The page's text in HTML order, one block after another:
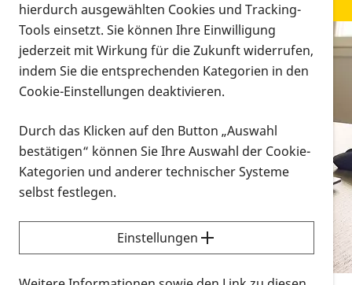
Infomaterial
Infomaterial
Vorlesen
Alle Infomaterialien in verschiedenen
Formaten an einem Ort
Sie möchten wissen, wie Sie nach Infonmaterial
suchen und dieses bestellen bzw. herunterladen
können? Schauen Sie sich dieErklärvideos zum
Thema Infomaterial auf der PRO RETINA-Website
hierdurch ausgewählten Cookies und Tracking-
Tools einsetzt. Sie können Ihre Einwilligung
jederzeit mit Wirkung für die Zukunft widerrufen,
indem Sie die entsprechenden Kategorien in den
Cookie-Einstellungen deaktivieren.
Durch das Klicken auf den Button „Auswahl
bestätigen“ können Sie Ihre Auswahl der Cookie-
Kategorien und anderer technischer Systeme
selbst festlegen.
Einstellungen